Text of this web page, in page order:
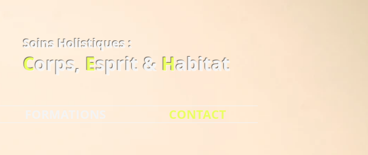
Soins Holistiques :
Corps, Esprit & Habitat
FORMATIONS CONTACT